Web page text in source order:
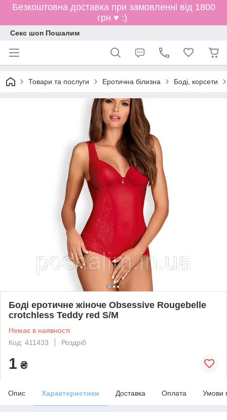
Безкоштовна доставка при замовленні від 1800
грн ♥ :)
Секс шоп Пошалим
Товари та послуги Еротична білизна Боді, корсети
Боді еротичне жіноче Obsessive Rougebelle
crotchless Teddy red S/M
Немає в наявності
Код: 411433
Роздріб
1 ₴
Опис Характеристики Доставка Оплата Умови